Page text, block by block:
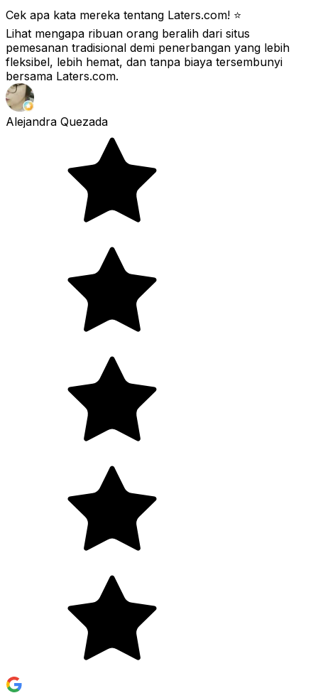
Cek apa kata mereka tentang Laters.com! ⭐️
Lihat mengapa ribuan orang beralih dari situs
pemesanan tradisional demi penerbangan yang lebih
fleksibel, lebih hemat, dan tanpa biaya tersembunyi
bersama Laters.com.
Alejandra Quezada